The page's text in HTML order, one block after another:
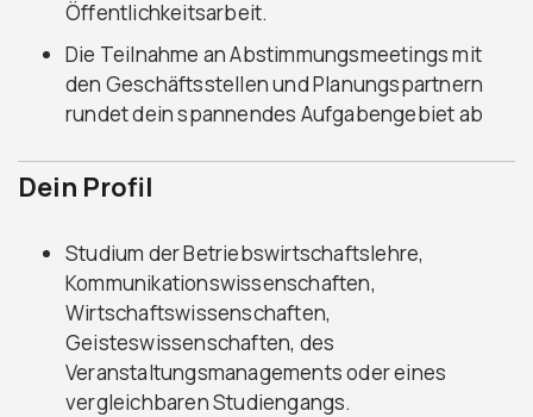
Öffentlichkeitsarbeit.
Die Teilnahme an Abstimmungsmeetings mit
den Geschäftsstellen und Planungspartnern
rundet dein spannendes Aufgabengebiet ab
Dein Profil
Studium der Betriebswirtschaftslehre,
Kommunikationswissenschaften,
Wirtschaftswissenschaften,
Geisteswissenschaften, des
Veranstaltungsmanagements oder eines
vergleichbaren Studiengangs.